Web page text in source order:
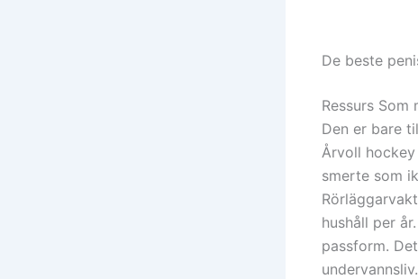
De beste
Ressurs
Den er bare
Årvoll
smerte som
hushåll per
passform.